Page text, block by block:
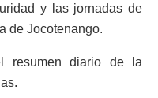
y las jornadas de
de Jocotenango.
resumen diario de la